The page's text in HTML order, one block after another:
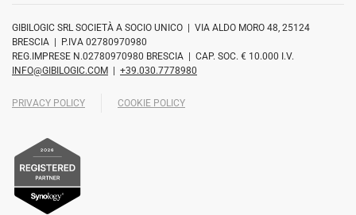
GIBILOGIC SRL SOCIETÀ A SOCIO UNICO | VIA ALDO MORO 48, 25124
BRESCIA | P.IVA 02780970980
REG.IMPRESE N.02780970980 BRESCIA | CAP. SOC. € 10.000 I.V.
INFO@GIBILOGIC.COM | +39.030.7778980
PRIVACY POLICY COOKIE POLICY